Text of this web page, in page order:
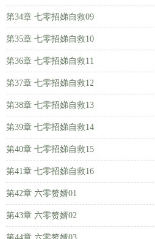
第34章 七零招娣自救09
第35章 七零招娣自救10
第36章 七零招娣自救11
第37章 七零招娣自救12
第38章 七零招娣自救13
第39章 七零招娣自救14
第40章 七零招娣自救15
第41章 七零招娣自救16
第42章 六零赘婿01
第43章 六零赘婿02